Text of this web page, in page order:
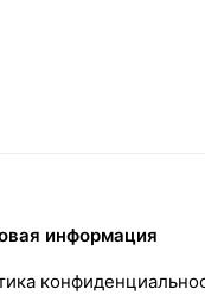
информация